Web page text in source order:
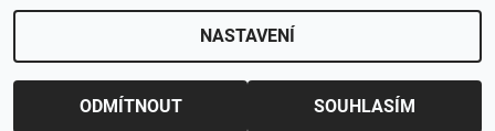
2026 © Cinkili - Specialista na šipky a terče, všechna práva vyhrazena
cookies
NASTAVENÍ
ODMÍTNOUT SOUHLASÍM